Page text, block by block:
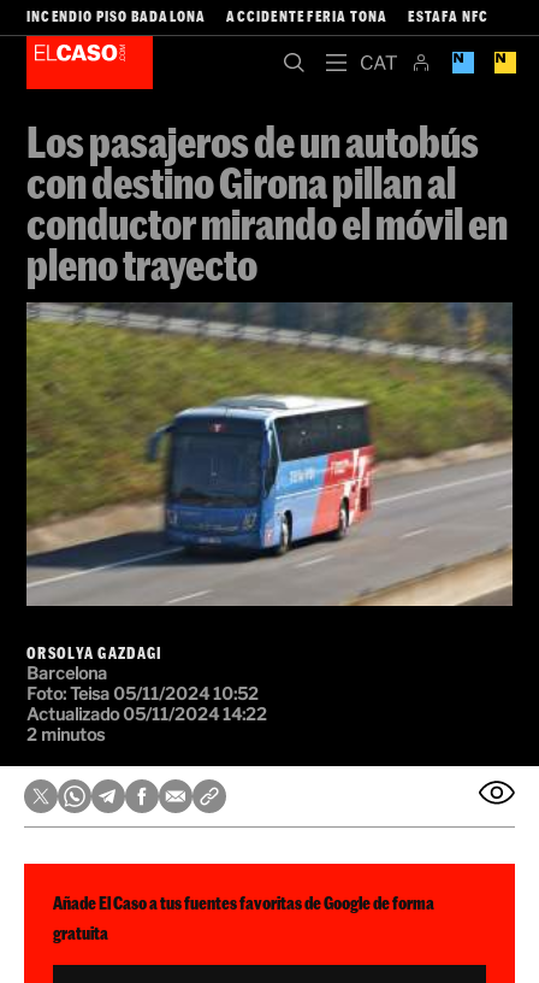
INCENDIO PISO BADALONA ACCIDENTE FERIA TONA ESTAFA NFC
Los pasajeros de un autobús
con destino Girona pillan al
conductor mirando el móvil en
pleno trayecto
ORSOLYA GAZDAGI
Barcelona
Foto:Teisa 05/11/2024 10:52
Actualizado 05/11/2024 14:22
2 minutos
Añade El Caso a tus fuentes favoritas de Google de forma
gratuita